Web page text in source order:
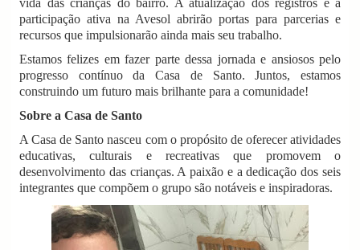
participação ativa na Avesol abrirão portas para parcerias e
recursos que impulsionarão ainda mais seu trabalho.
Estamos felizes em fazer parte dessa jornada e ansiosos pelo
progresso contínuo da Casa de Santo. Juntos, estamos
construindo um futuro mais brilhante para a comunidade!
Sobre a Casa de Santo
A Casa de Santo nasceu com o propósito de oferecer atividades
educativas, culturais e recreativas que promovem o
desenvolvimento das crianças. A paixão e a dedicação dos seis
integrantes que compõem o grupo são notáveis e inspiradoras.